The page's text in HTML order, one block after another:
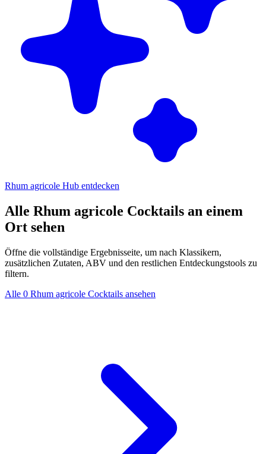
Rhum agricole Hub entdecken
Alle Rhum agricole Cocktails an einem
Ort sehen
Öffne die vollständige Ergebnisseite, um nach Klassikern,
zusätzlichen Zutaten, ABV und den restlichen Entdeckungstools zu
filtern.
Alle 0 Rhum agricole Cocktails ansehen